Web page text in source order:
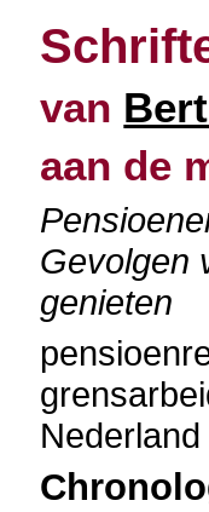
van
aan de
Gevolgen
genieten
Nederland